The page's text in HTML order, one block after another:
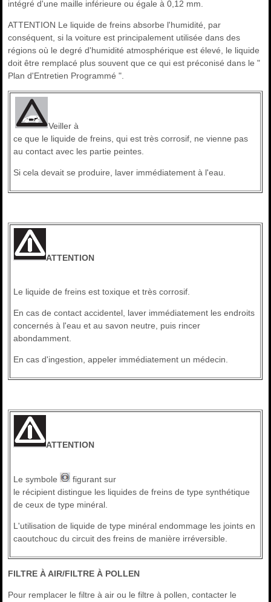
intégré d'une maille inférieure ou égale à 0,12 mm.
ATTENTION Le liquide de freins absorbe l'humidité, par
conséquent, si la voiture est principalement utilisée dans des
régions où le degré d'humidité atmosphérique est élevé, le liquide
doit être remplacé plus souvent que ce qui est préconisé dans le "
Plan d'Entretien Programmé ".
Veiller à
ce que le liquide de freins, qui est très corrosif, ne vienne pas
au contact avec les partie peintes.
Si cela devait se produire, laver immédiatement à l'eau.
ATTENTION
Le liquide de freins est toxique et très corrosif.
En cas de contact accidentel, laver immédiatement les endroits
concernés à l'eau et au savon neutre, puis rincer
abondamment.
En cas d'ingestion, appeler immédiatement un médecin.
ATTENTION
Le symbole
figurant sur
le récipient distingue les liquides de freins de type synthétique
de ceux de type minéral.
L'utilisation de liquide de type minéral endommage les joints en
caoutchouc du circuit des freins de manière irréversible.
FILTRE À AIR/FILTRE À POLLEN
Pour remplacer le filtre à air ou le filtre à pollen, contacter le